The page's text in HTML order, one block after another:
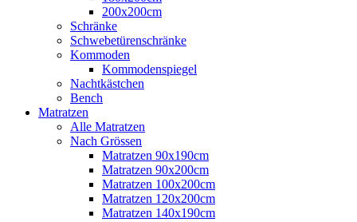
200x200cm
Schränke
Schwebetürenschränke
Kommoden
Kommodenspiegel
Nachtkästchen
Bench
Matratzen
Alle Matratzen
Nach Grössen
Matratzen 90x190cm
Matratzen 90x200cm
Matratzen 100x200cm
Matratzen 120x200cm
Matratzen 140x190cm